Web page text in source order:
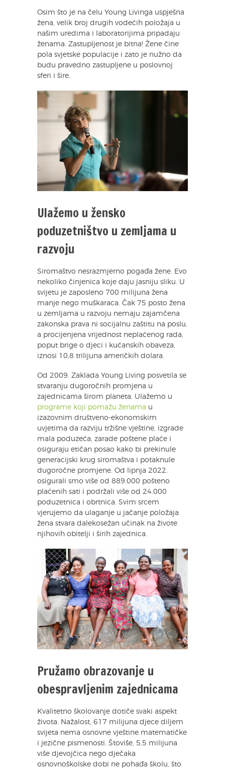
Osim što je na čelu Young Livinga uspješna
žena, velik broj drugih vodećih položaja u
našim uredima i laboratorijima pripadaju
ženama. Zastupljenost je bitna! Žene čine
pola svjetske populacije i zato je nužno da
budu pravedno zastupljene u poslovnoj
sferi i šire.
Ulažemo u žensko
poduzetništvo u zemljama u
razvoju
Siromaštvo nesrazmjerno pogađa žene. Evo
nekoliko činjenica koje daju jasniju sliku. U
svijetu je zaposleno 700 milijuna žena
manje nego muškaraca. Čak 75 posto žena
u zemljama u razvoju nemaju zajamčena
zakonska prava ni socijalnu zaštitu na poslu,
a procijenjena vrijednost neplaćenog rada,
poput brige o djeci i kućanskih obaveza,
iznosi 10,8 trilijuna američkih dolara.
Od 2009. Zaklada Young Living posvetila se
stvaranju dugoročnih promjena u
zajednicama širom planeta. Ulažemo u
programe koji pomažu ženama u
izazovnim društveno-ekonomskim
uvjetima da razviju tržišne vještine, izgrade
mala poduzeća, zarade poštene plaće i
osiguraju etičan posao kako bi prekinule
generacijski krug siromaštva i potaknule
dugoročne promjene. Od lipnja 2022.
osigurali smo više od 889.000 pošteno
plaćenih sati i podržali više od 24.000
poduzetnica i obrtnica. Svim srcem
vjerujemo da ulaganje u jačanje položaja
žena stvara dalekosežan učinak na živote
njihovih obitelji i širih zajednica.
Pružamo obrazovanje u
obespravljenim zajednicama
Kvalitetno školovanje dotiče svaki aspekt
života. Nažalost, 617 milijuna djece diljem
svijeta nema osnovne vještine matematičke
i jezične pismenosti. Štoviše, 5,5 milijuna
više djevojčica nego dječaka
osnovnoškolske dobi ne pohađa školu, što